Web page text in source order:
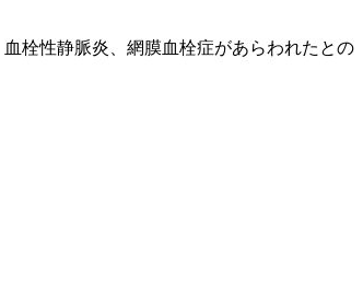
栓性静脈炎、網膜血栓症があらわれたとの